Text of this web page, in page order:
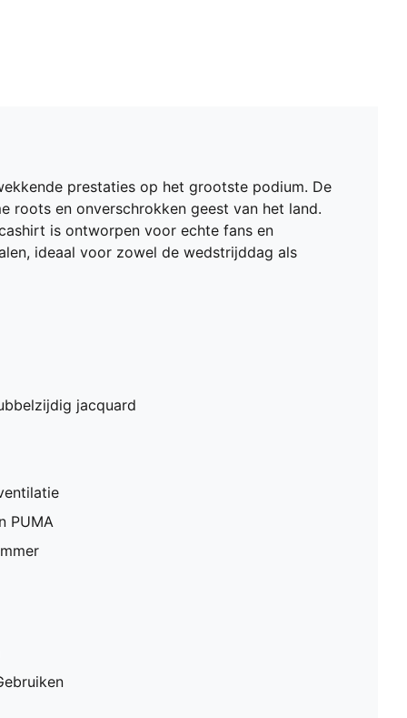
prestaties op het grootste podium. De
roots en onverschrokken geest van het land.
is ontworpen voor echte fans en
ideaal voor zowel de wedstrijddag als
jacquard
PUMA